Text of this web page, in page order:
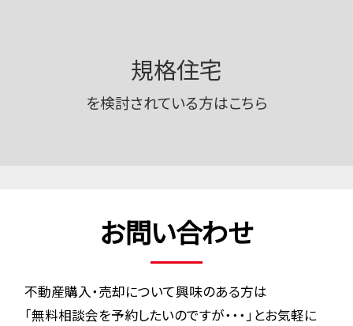
規格住宅
を検討されている方はこちら
お問い合わせ
不動産購入・売却について興味のある方は
「無料相談会を予約したいのですが・・・」とお気軽に